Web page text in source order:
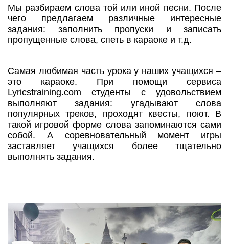
Мы разбираем слова той или иной песни. После
чего предлагаем различные интересные
задания: заполнить пропуски и записать
пропущенные слова, спеть в караоке и т.д.
Самая любимая часть урока у наших учащихся –
это караоке. При помощи сервиса
Lyricstraining.com студенты с удовольствием
выполняют задания: угадывают слова
популярных треков, проходят квесты, поют. В
такой игровой форме слова запоминаются сами
собой. А соревновательный момент игры
заставляет учащихся более тщательно
выполнять задания.